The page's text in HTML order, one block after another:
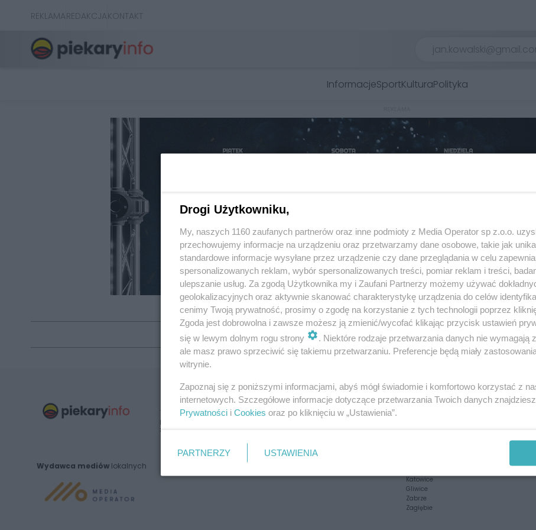
REKLAMAREDAKCJAKONTAKT
InformacjeSportKulturaPolityka
Wydawca mediów lokalnych
Nie zapomnij
zapoznać się z:
Twojemiasto
Katowice
Gliwice
Zabrze
Zagłębie
Drogi Użytkowniku,
My, naszych 1160 zaufanych partnerów oraz inne podmioty z Media Operator sp z.o.o.
przechowujemy informacje na urządzeniu oraz przetwarzamy dane osobowe, takie jak
standardowe informacje wysyłane przez urządzenie czy dane przeglądania w celu
spersonalizowanych reklam, wybór spersonalizowanych treści, pomiar reklam i treści,
ulepszanie usług. Za zgodą Użytkownika my i Zaufani Partnerzy możemy używać
geolokalizacyjnych oraz aktywnie skanować charakterystykę urządzenia do celów
cenimy Twoją prywatność, prosimy o zgodę na korzystanie z tych technologii poprzez
Zgoda jest dobrowolna i zawsze możesz ją zmienić/wycofać klikając przycisk ustawień
się w lewym dolnym rogu strony
. Niektóre rodzaje przetwarzania danych nie wymagają
ale masz prawo sprzeciwić się takiemu przetwarzaniu. Preferencje będą miały
witrynie.
Zapoznaj się z poniższymi informacjami, abyś mógł świadomie i komfortowo korzystać z
internetowych. Szczegółowe informacje dotyczące przetwarzania Twoich danych
Prywatności i Cookies oraz po kliknięciu w „Ustawienia”.
PARTNERZY USTAWIENIA